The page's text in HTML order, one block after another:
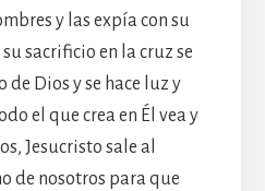
y las expía con su
sacrificio en la cruz se
Dios y se hace luz y
el que crea en Él vea y
Jesucristo sale al
de nosotros para que